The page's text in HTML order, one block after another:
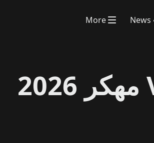
News
More
تحميل تطبيق VSCO Pro مهكر 2026